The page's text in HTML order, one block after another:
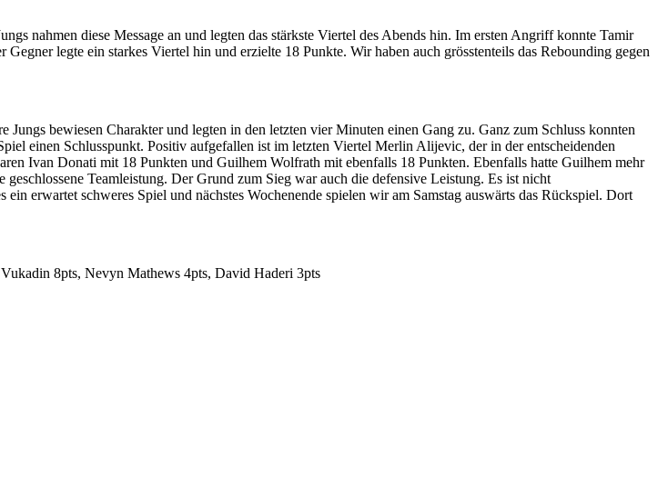
nahmen diese Message an und legten das stärkste Viertel des Abends hin. Im ersten Angriff konnte Tamir
legte ein starkes Viertel hin und erzielte 18 Punkte. Wir haben auch grösstenteils das Rebounding gegen
bewiesen Charakter und legten in den letzten vier Minuten einen Gang zu. Ganz zum Schluss konnten
einen Schlusspunkt. Positiv aufgefallen ist im letzten Viertel Merlin Alijevic, der in der entscheidenden
Ivan Donati mit 18 Punkten und Guilhem Wolfrath mit ebenfalls 18 Punkten. Ebenfalls hatte Guilhem mehr
Teamleistung. Der Grund zum Sieg war auch die defensive Leistung. Es ist nicht
erwartet schweres Spiel und nächstes Wochenende spielen wir am Samstag auswärts das Rückspiel. Dort
8pts, Nevyn Mathews 4pts, David Haderi 3pts